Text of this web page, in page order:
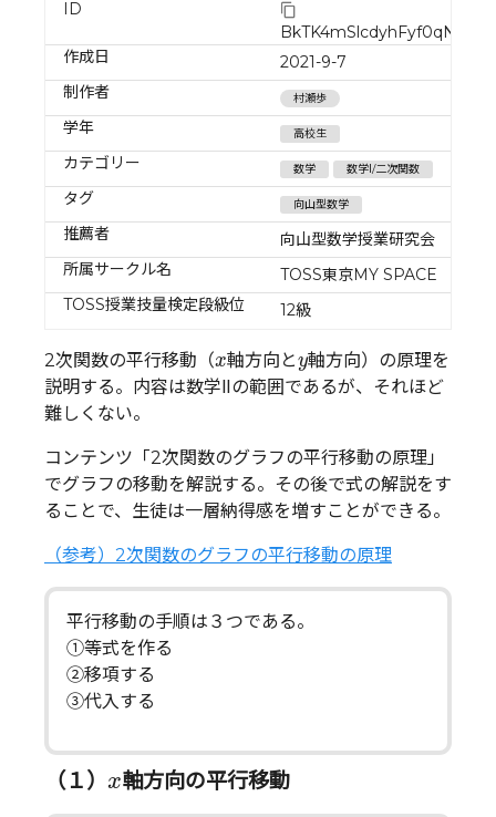
ID
BkTK4mSlcdyhFyf0qNyj
作成日
2021-9-7
制作者
村瀬歩
学年 高校生
カテゴリー 数学 数学Ⅰ/二次関数
タグ 向山型数学
推薦者
向山型数学授業研究会
所属サークル名
TOSS東京MY SPACE
TOSS授業技量検定段級位
12級
2次関数の平行移動（x
x軸方向とy
y軸方向）の原理を
説明する。内容は数学Ⅱの範囲であるが、それほど
難しくない。
コンテンツ「2次関数のグラフの平行移動の原理」
でグラフの移動を解説する。その後で式の解説をす
ることで、生徒は一層納得感を増すことができる。
（参考）2次関数のグラフの平行移動の原理
平行移動の手順は３つである。
①等式を作る​
②移項する​
③代入する​
（１） x
x軸方向の平行移動